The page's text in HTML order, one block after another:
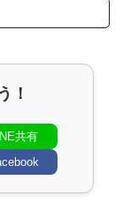
！
共有